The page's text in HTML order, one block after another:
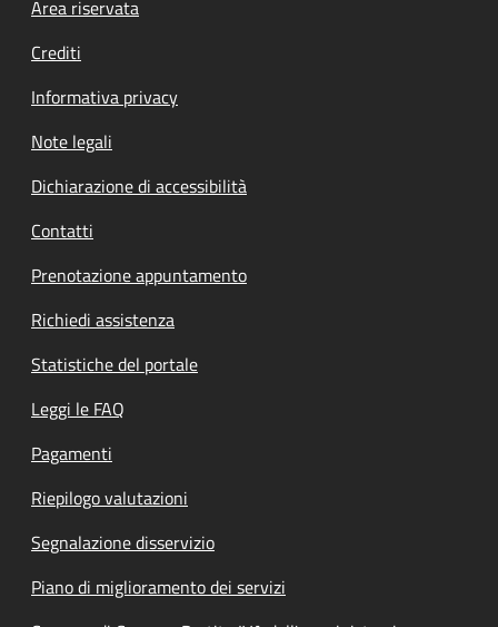
Footer menu
Area riservata
Crediti
Informativa privacy
Note legali
Dichiarazione di accessibilità
Contatti
Prenotazione appuntamento
Richiedi assistenza
Statistiche del portale
Leggi le FAQ
Pagamenti
Riepilogo valutazioni
Segnalazione disservizio
Piano di miglioramento dei servizi